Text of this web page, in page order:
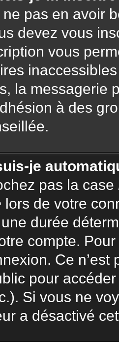
pas en avoir
devez vous
vous
la messagerie
à des
je
pas la case
lors de votre
durée
compte.
Ce
pour
Si vous ne
a désactivé